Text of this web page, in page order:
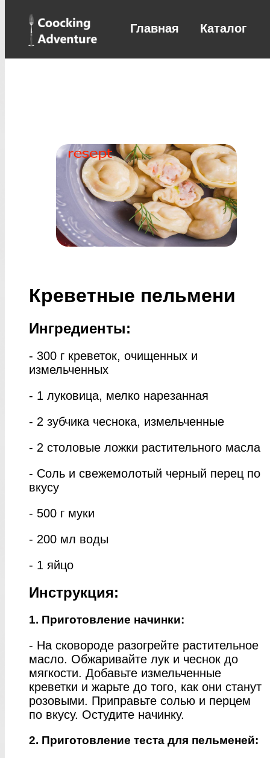
Главная Каталог
Креветные пельмени
Ингредиенты:
- 300 г креветок, очищенных и
измельченных
- 1 луковица, мелко нарезанная
- 2 зубчика чеснока, измельченные
- 2 столовые ложки растительного масла
- Соль и свежемолотый черный перец по
вкусу
- 500 г муки
- 200 мл воды
- 1 яйцо
Инструкция:
1. Приготовление начинки:
- На сковороде разогрейте растительное
масло. Обжаривайте лук и чеснок до
мягкости. Добавьте измельченные
креветки и жарьте до того, как они станут
розовыми. Приправьте солью и перцем
по вкусу. Остудите начинку.
2. Приготовление теста для пельменей: